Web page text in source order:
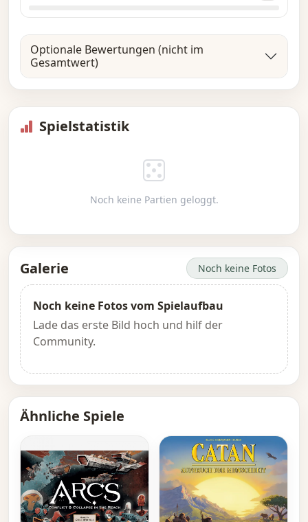
Optionale Bewertungen (nicht im
Gesamtwert)
Spielstatistik
Noch keine Partien geloggt.
Galerie Noch keine Fotos
Noch keine Fotos vom Spielaufbau
Lade das erste Bild hoch und hilf der
Community.
Ähnliche Spiele